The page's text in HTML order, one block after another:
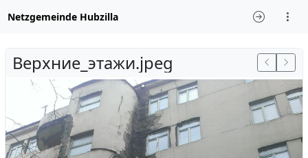
Netzgemeinde Hubzilla
Верхние_этажи.jpeg